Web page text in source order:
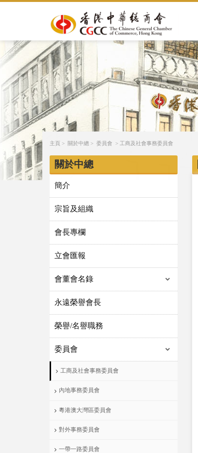
主頁 > 關於中總 > 委員會 > 工商及社會事務委員會
關於中總
簡介
宗旨及組織
會長專欄
立會匯報
會董會名錄
永遠榮譽會長
榮譽/名譽職務
委員會
工商及社會事務委員會
內地事務委員會
粵港澳大灣區委員會
對外事務委員會
一帶一路委員會